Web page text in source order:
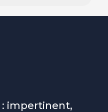
: impertinent,